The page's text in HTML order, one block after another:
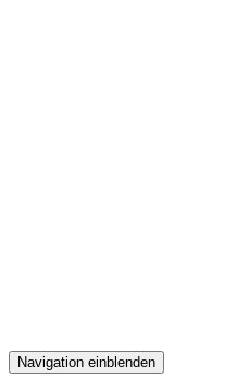
Navigation einblenden